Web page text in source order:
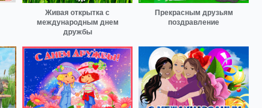
Живая открытка с
международным днем
дружбы
Прекрасным друзьям
поздравление